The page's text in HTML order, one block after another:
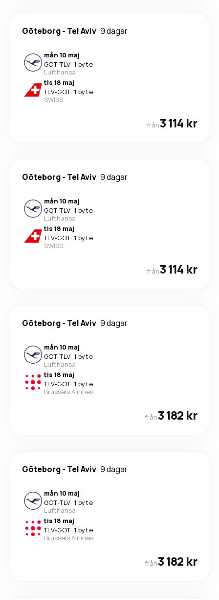
Göteborg- Tel Aviv 9 dagar
mån 10 maj
GOT-TLV· 1 byte
Lufthansa
tis 18 maj
TLV-GOT· 1 byte
SWISS
från3 114 kr
Göteborg- Tel Aviv 9 dagar
mån 10 maj
GOT-TLV· 1 byte
Lufthansa
tis 18 maj
TLV-GOT· 1 byte
SWISS
från3 114 kr
Göteborg- Tel Aviv 9 dagar
mån 10 maj
GOT-TLV· 1 byte
Lufthansa
tis 18 maj
TLV-GOT· 1 byte
Brussels Airlines
från3 182 kr
Göteborg- Tel Aviv 9 dagar
mån 10 maj
GOT-TLV· 1 byte
Lufthansa
tis 18 maj
TLV-GOT· 1 byte
Brussels Airlines
från3 182 kr